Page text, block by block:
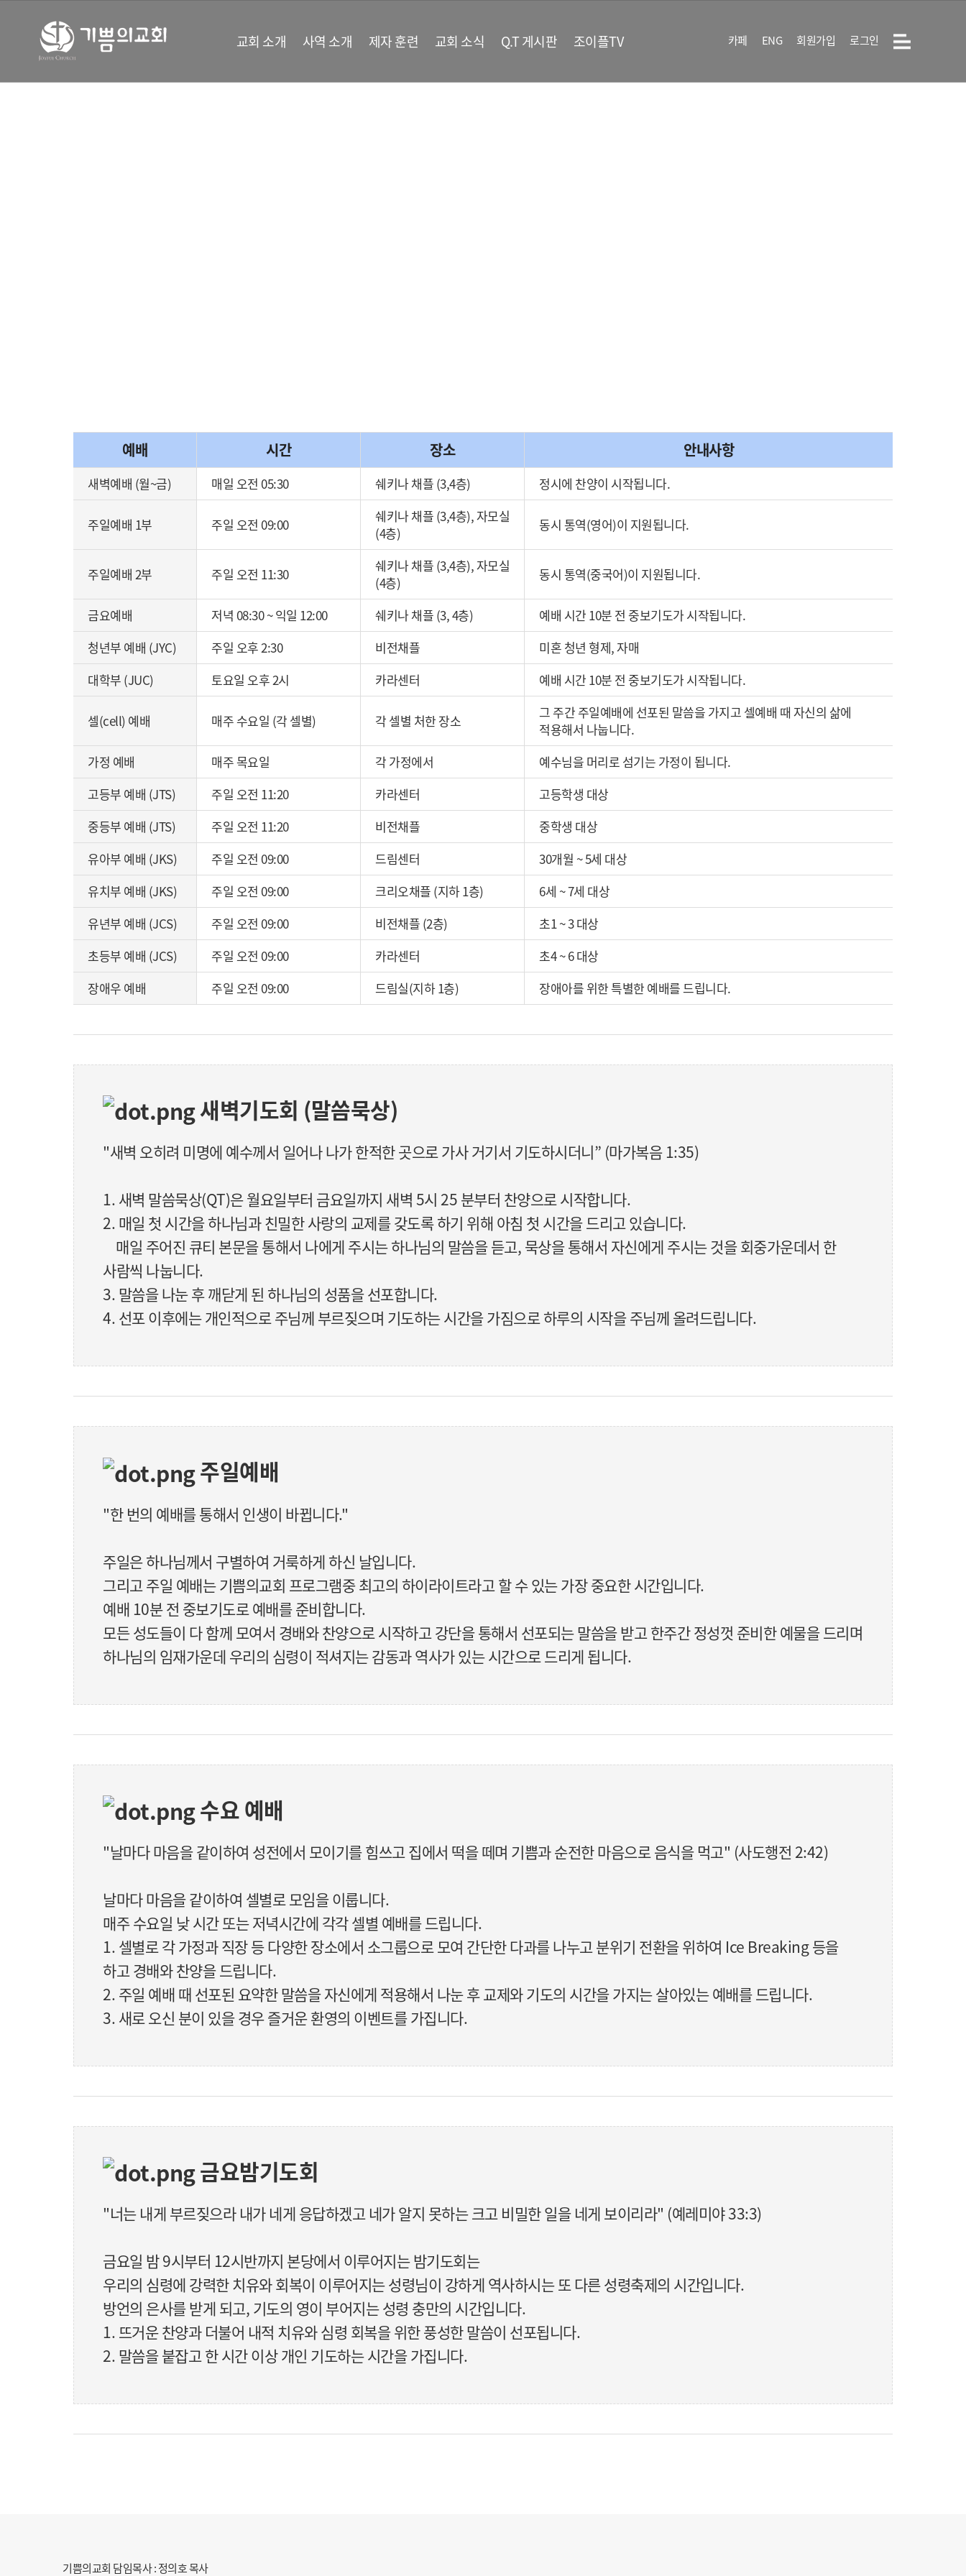
교회 소개 사역 소개 제자 훈련 교회 소식 Q.T 게시판 조이플TV 카페 ENG 회원가입 로그인
예배 시간 장소 안내사항
새벽예배 (월~금) 매일 오전 05:30 쉐키나 채플 (3,4층) 정시에 찬양이 시작됩니다.
주일예배 1부 주일 오전 09:00
쉐키나 채플 (3,4층), 자모실
(4층)
동시 통역(영어)이 지원됩니다.
주일예배 2부 주일 오전 11:30
쉐키나 채플 (3,4층), 자모실
(4층)
동시 통역(중국어)이 지원됩니다.
금요예배 저녁 08:30 ~ 익일 12:00 쉐키나 채플 (3, 4층)
예배 시간 10분 전 중보기도가 시작됩니다.
청년부 예배 (JYC)
주일 오후 2:30 비전채플
미혼 청년 형제, 자매
대학부 (JUC)
토요일 오후 2시 카라센터 예배 시간 10분 전 중보기도가 시작됩니다.
셀(cell) 예배 매주 수요일 (각 셀별) 각 셀별 처한 장소
그 주간 주일예배에 선포된 말씀을 가지고 셀예배 때 자신의 삶에
적용해서 나눕니다.
가정 예배
매주 목요일 각 가정에서
예수님을 머리로 섬기는 가정이 됩니다.
고등부 예배 (JTS)
주일 오전 11:20 카라센터
고등학생 대상
중등부 예배 (JTS)
주일 오전 11:20 비전채플
중학생 대상
유아부 예배 (JKS)
주일 오전 09:00 드림센터
30개월 ~ 5세 대상
유치부 예배 (JKS)
주일 오전 09:00 크리오채플 (지하 1층)
6세 ~ 7세 대상
유년부 예배 (JCS)
주일 오전 09:00 비전채플 (2층)
초1 ~ 3 대상
초등부 예배 (JCS)
주일 오전 09:00 카라센터
초4 ~ 6 대상
장애우 예배
주일 오전 09:00 드림실(지하 1층) 장애아를 위한 특별한 예배를 드립니다.
새벽기도회 (말씀묵상)
"새벽 오히려 미명에 예수께서 일어나 나가 한적한 곳으로 가사 거기서 기도하시더니” (마가복음 1:35)
1. 새벽 말씀묵상(QT)은 월요일부터 금요일까지 새벽 5시 25 분부터 찬양으로 시작합니다.
2. 매일 첫 시간을 하나님과 친밀한 사랑의 교제를 갖도록 하기 위해 아침 첫 시간을 드리고 있습니다.
매일 주어진 큐티 본문을 통해서 나에게 주시는 하나님의 말씀을 듣고, 묵상을 통해서 자신에게 주시는 것을 회중가운데서 한
사람씩 나눕니다.
3. 말씀을 나눈 후 깨닫게 된 하나님의 성품을 선포합니다.
4. 선포 이후에는 개인적으로 주님께 부르짖으며 기도하는 시간을 가짐으로 하루의 시작을 주님께 올려드립니다.
주일예배
"한 번의 예배를 통해서 인생이 바뀝니다."
주일은 하나님께서 구별하여 거룩하게 하신 날입니다.
그리고 주일 예배는 기쁨의교회 프로그램중 최고의 하이라이트라고 할 수 있는 가장 중요한 시간입니다.
예배 10분 전 중보기도로 예배를 준비합니다.
모든 성도들이 다 함께 모여서 경배와 찬양으로 시작하고 강단을 통해서 선포되는 말씀을 받고 한주간 정성껏 준비한 예물을 드리며
하나님의 임재가운데 우리의 심령이 적셔지는 감동과 역사가 있는 시간으로 드리게 됩니다.
수요 예배
"날마다 마음을 같이하여 성전에서 모이기를 힘쓰고 집에서 떡을 떼며 기쁨과 순전한 마음으로 음식을 먹고" (사도행전 2:42)
날마다 마음을 같이하여 셀별로 모임을 이룹니다.
매주 수요일 낮 시간 또는 저녁시간에 각각 셀별 예배를 드립니다.
1. 셀별로 각 가정과 직장 등 다양한 장소에서 소그룹으로 모여 간단한 다과를 나누고 분위기 전환을 위하여 Ice Breaking 등을
하고 경배와 찬양을 드립니다.
2. 주일 예배 때 선포된 요약한 말씀을 자신에게 적용해서 나눈 후 교제와 기도의 시간을 가지는 살아있는 예배를 드립니다.
3. 새로 오신 분이 있을 경우 즐거운 환영의 이벤트를 가집니다.
금요밤기도회
"너는 내게 부르짖으라 내가 네게 응답하겠고 네가 알지 못하는 크고 비밀한 일을 네게 보이리라" (예레미야 33:3)
금요일 밤 9시부터 12시반까지 본당에서 이루어지는 밤기도회는
우리의 심령에 강력한 치유와 회복이 이루어지는 성령님이 강하게 역사하시는 또 다른 성령축제의 시간입니다.
방언의 은사를 받게 되고, 기도의 영이 부어지는 성령 충만의 시간입니다.
1. 뜨거운 찬양과 더불어 내적 치유와 심령 회복을 위한 풍성한 말씀이 선포됩니다.
2. 말씀을 붙잡고 한 시간 이상 개인 기도하는 시간을 가집니다.
기쁨의교회 담임목사 : 정의호 목사